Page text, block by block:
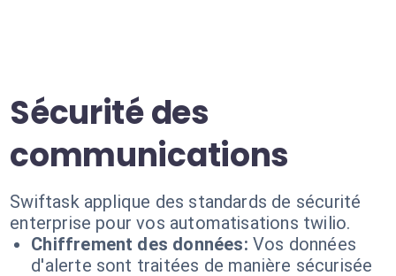
Sécurité des
communications
Swiftask applique des standards de sécurité
enterprise pour vos automatisations twilio.
Chiffrement des données: Vos données
d'alerte sont traitées de manière sécurisée